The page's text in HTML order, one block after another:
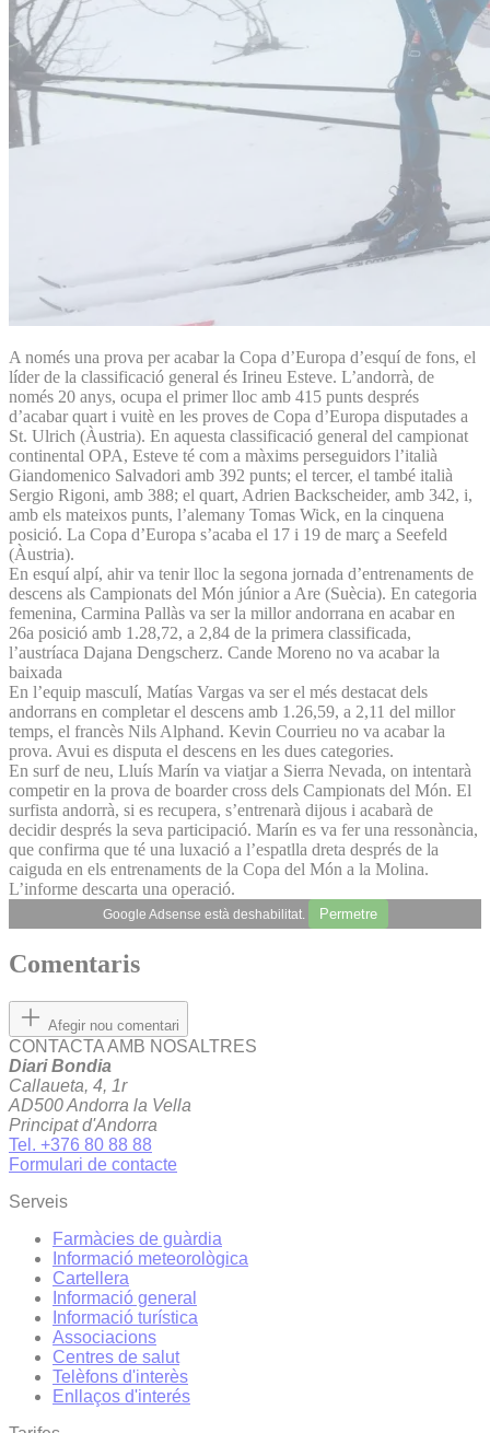
A només una prova per acabar la Copa d’Europa d’esquí de fons, el
líder de la classificació general és Irineu Esteve. L’andorrà, de
només 20 anys, ocupa el primer lloc amb 415 punts després
d’acabar quart i vuitè en les proves de Copa d’Europa disputades a
St. Ulrich (Àustria). En aquesta classificació general del campionat
continental OPA, Esteve té com a màxims perseguidors l’italià
Giandomenico Salvadori amb 392 punts; el tercer, el també italià
Sergio Rigoni, amb 388; el quart, Adrien Backscheider, amb 342, i,
amb els mateixos punts, l’alemany Tomas Wick, en la cinquena
posició. La Copa d’Europa s’acaba el 17 i 19 de març a Seefeld
(Àustria).
En esquí alpí, ahir va tenir lloc la segona jornada d’entrenaments de
descens als Campionats del Món júnior a Are (Suècia). En categoria
femenina, Carmina Pallàs va ser la millor andorrana en acabar en
26a posició amb 1.28,72, a 2,84 de la primera classificada,
l’austríaca Dajana Dengscherz. Cande Moreno no va acabar la
baixada
En l’equip masculí, Matías Vargas va ser el més destacat dels
andorrans en completar el descens amb 1.26,59, a 2,11 del millor
temps, el francès Nils Alphand. Kevin Courrieu no va acabar la
prova. Avui es disputa el descens en les dues categories.
En surf de neu, Lluís Marín va viatjar a Sierra Nevada, on intentarà
competir en la prova de boarder cross dels Campionats del Món. El
surfista andorrà, si es recupera, s’entrenarà dijous i acabarà de
decidir després la seva participació. Marín es va fer una ressonància,
que confirma que té una luxació a l’espatlla dreta després de la
caiguda en els entrenaments de la Copa del Món a la Molina.
L’informe descarta una operació.
Google Adsense està deshabilitat. Permetre
Comentaris
Afegir nou comentari
CONTACTA AMB NOSALTRES
Diari Bondia
Callaueta, 4, 1r
AD500 Andorra la Vella
Principat d'Andorra
Tel. +376 80 88 88
Formulari de contacte
Serveis
Farmàcies de guàrdia
Informació meteorològica
Cartellera
Informació general
Informació turística
Associacions
Centres de salut
Telèfons d'interès
Enllaços d'interés